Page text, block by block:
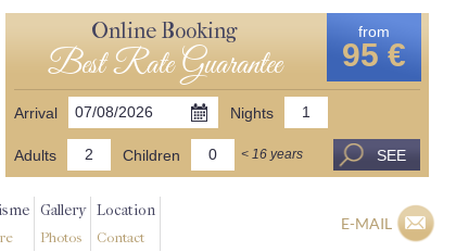
Online Booking
Best Rate Guarantee
from
95 €
Arrival Nights
Adults Children < 16 years SEE
Gallery
Photos
Location
Contact
E-MAIL